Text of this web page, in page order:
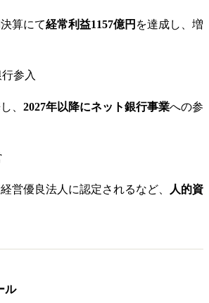
算にて経常利益1157億円 を達成し、増
参入
、 2027年以降にネット銀行事業への参
営優良法人に認定されるなど、
人的資
ル